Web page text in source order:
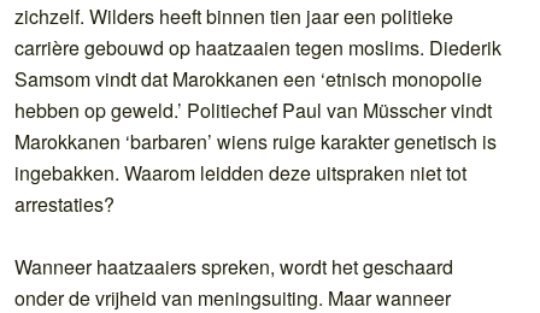
zichzelf. Wilders heeft binnen tien jaar een politieke
carrière gebouwd op haatzaaien tegen moslims. Diederik
Samsom vindt dat Marokkanen een ‘etnisch monopolie
hebben op geweld.’ Politiechef Paul van Müsscher vindt
Marokkanen ‘barbaren’ wiens ruige karakter genetisch is
ingebakken. Waarom leidden deze uitspraken niet tot
arrestaties?
Wanneer haatzaaiers spreken, wordt het geschaard
onder de vrijheid van meningsuiting. Maar wanneer